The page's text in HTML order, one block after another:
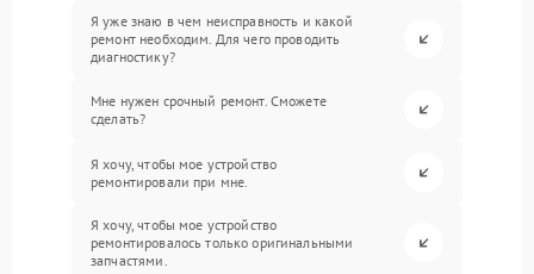
Я уже знаю в чем неисправность и какой
ремонт необходим. Для чего проводить
диагностику?
Мне нужен срочный ремонт. Сможете
сделать?
Я хочу, чтобы мое устройство
ремонтировали при мне.
Я хочу, чтобы мое устройство
ремонтировалось только оригинальными
запчастями.